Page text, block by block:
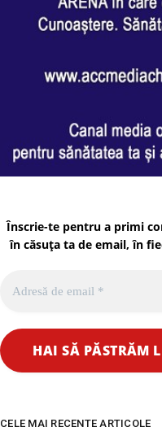
Înscrie-te pentru a primi
în căsuța ta de email, în
CELE MAI RECENTE ARTICOLE